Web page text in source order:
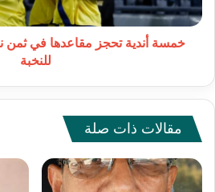
دوري
أبطال
آسياخمسة أندية تحجز مقاعدها في ثمن
للنخبة
مقالات ذات صلة